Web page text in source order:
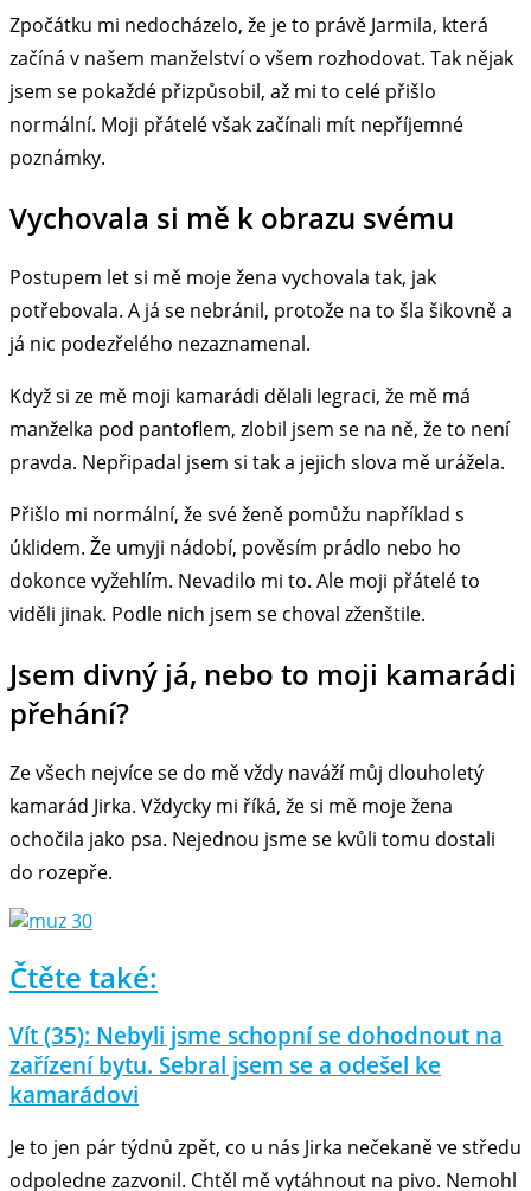
Zpočátku mi nedocházelo, že je to právě Jarmila, která
začíná v našem manželství o všem rozhodovat. Tak nějak
jsem se pokaždé přizpůsobil, až mi to celé přišlo
normální. Moji přátelé však začínali mít nepříjemné
poznámky.
Vychovala si mě k obrazu svému
Postupem let si mě moje žena vychovala tak, jak
potřebovala. A já se nebránil, protože na to šla šikovně a
já nic podezřelého nezaznamenal.
Když si ze mě moji kamarádi dělali legraci, že mě má
manželka pod pantoflem, zlobil jsem se na ně, že to není
pravda. Nepřipadal jsem si tak a jejich slova mě urážela.
Přišlo mi normální, že své ženě pomůžu například s
úklidem. Že umyji nádobí, pověsím prádlo nebo ho
dokonce vyžehlím. Nevadilo mi to. Ale moji přátelé to
viděli jinak. Podle nich jsem se choval zženštile.
Jsem divný já, nebo to moji kamarádi
přehání?
Ze všech nejvíce se do mě vždy naváží můj dlouholetý
kamarád Jirka. Vždycky mi říká, že si mě moje žena
ochočila jako psa. Nejednou jsme se kvůli tomu dostali
do rozepře.
Čtěte také:
Vít (35): Nebyli jsme schopní se dohodnout na
zařízení bytu. Sebral jsem se a odešel ke
kamarádovi
Je to jen pár týdnů zpět, co u nás Jirka nečekaně ve středu
odpoledne zazvonil. Chtěl mě vytáhnout na pivo. Nemohl